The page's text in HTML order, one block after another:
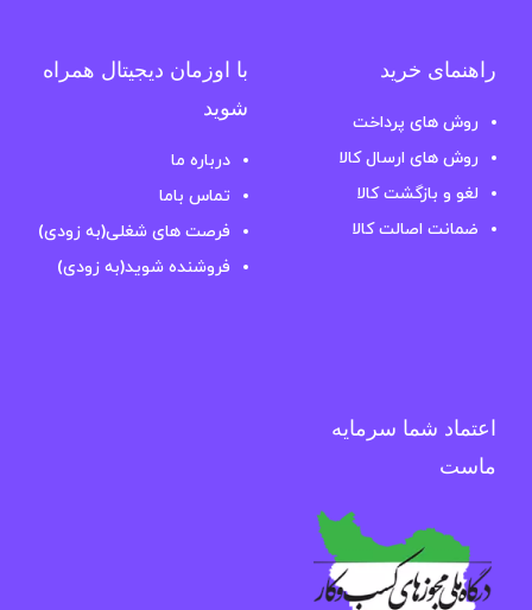
راهنمای خرید
روش های پرداخت
روش های ارسال کالا
لغو و بازگشت کالا
ضمانت اصالت کالا
با اوزمان دیجیتال همراه
شوید
درباره ما
تماس باما
فرصت های شغلی(به زودی)
فروشنده شوید(به زودی)
اعتماد شما سرمایه
ماست